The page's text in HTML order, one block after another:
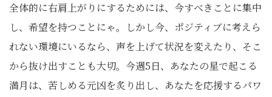
全体的に右肩上がりにするためには、今すべきことに集中
し、希望を持つことにゃ。しかし今、ポジティブに考えら
れない環境にいるなら、声を上げて状況を変えたり、そこ
から抜け出すことも大切。今週5日、あなたの星で起こる
満月は、苦しめる元凶を炙り出し、あなたを応援するパワ